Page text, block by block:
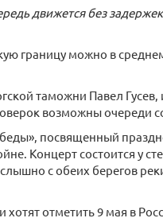
движется без
границу можно в
таможни Павел Гусев,
возможны очереди
посвященный
Концерт состоится у
с обеих берегов
отметить 9 мая в